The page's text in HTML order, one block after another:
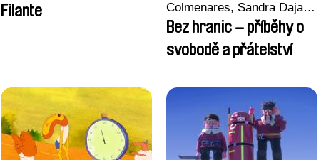
Filante
Colmenares, Sandra Dajani,
Madeleine Dallmeyer,
Nazgol Emami, Diana
Menestrey, Khaled Nawal,
Bez hranic – příběhy o
svobodě a přátelství